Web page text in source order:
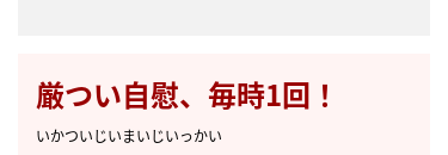
厳つい自慰、毎時1回！
いかついじいまいじいっかい